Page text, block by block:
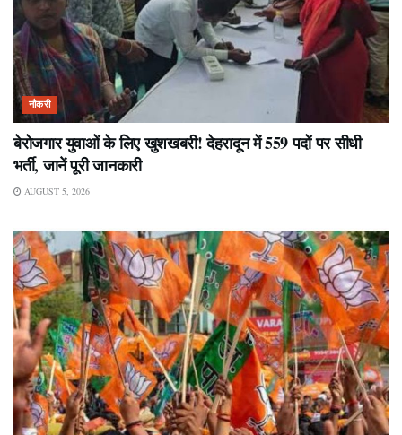
नौकरी
बेरोजगार युवाओं के लिए खुशखबरी! देहरादून में 559 पदों पर सीधी
भर्ती, जानें पूरी जानकारी
AUGUST 5, 2026